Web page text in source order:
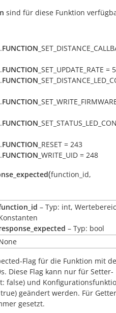
sind für diese Funktion
FUNCTION
FUNCTION _SET_UPDATE_RATE = 5
FUNCTION
FUNCTION
FUNCTION
FUNCTION _RESET = 243
FUNCTION _WRITE_UID = 248
(function_id,
– Typ: int,
– Typ: bool
Flag für die Funktion mit
Diese Flag kann nur für Setter-
false) und
true) geändert werden. Für
gesetzt.